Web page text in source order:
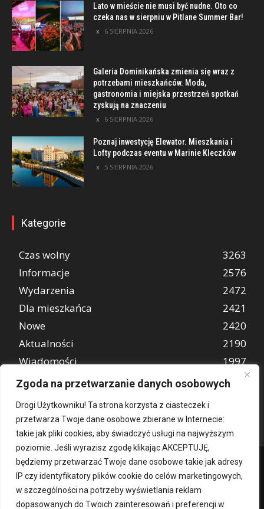
Zgoda na przetwarzanie danych osobowych
Drogi Użytkowniku! Ta strona korzysta z ciasteczek i
przetwarza Twoje dane osobowe zbierane w Internecie:
takie jak pliki cookies, aby świadczyć usługi na najwyższym
poziomie. Jeśli wyrazisz zgodę klikając AKCEPTUJĘ,
będziemy przetwarzać Twoje dane osobowe takie jak adresy
IP czy identyfikatory plików cookie do celów marketingowych,
w szczególności na potrzeby wyświetlania reklam
dopasowanych do Twoich zainteresowań i preferencji w
Lato w mieście nie musi być nudne. Oto co
czeka nas w sierpniu w Pitlane Summer Bar!
6 SIERPNIA 2026
Galeria Dominikańska zmienia się wraz z
potrzebami mieszkańców. Moda,
gastronomia i miejska przestrzeń spotkań
zyskują na znaczeniu
6 SIERPNIA 2026
Poznaj inwestycję Elewator. Mieszkania i
Lofty podczas eventu w Marinie Kleczków
5 SIERPNIA 2026
Kategorie
Czas wolny
3263
Informacje
2576
Wydarzenia
2472
Dla mieszkańca
2421
Nowe
2420
Aktualności
2190
Wiadomości
1997
REKLAMA
849